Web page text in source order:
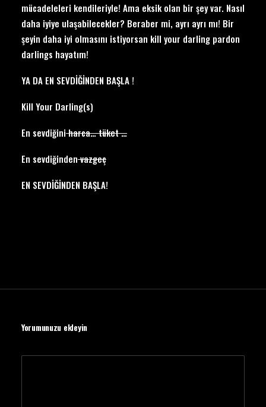
mücadeleleri kendileriyle! Ama eksik olan bir şey var. Nasıl
daha iyiye ulaşabilecekler? Beraber mi, ayrı ayrı mı! Bir
şeyin daha iyi olmasını istiyorsan kill your darling pardon
darlings hayatım!
YA DA EN SEVDİĞİNDEN BAŞLA !
Kill Your Darling(s)
En sevdiğiniharca… tüket …
En sevdiğindenvazgeç
EN SEVDİĞİNDEN BAŞLA!
Yorumunuzu ekleyin